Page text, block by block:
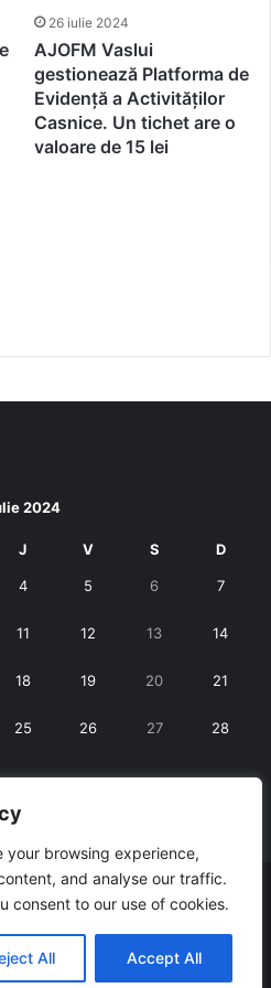
your browsing experience,
and analyse our traffic.
consent to our use of cookies.
All Accept All
26 iulie 2024
AJOFM Vaslui
gestionează Platforma de
Evidență a Activităților
Casnice. Un tichet are o
valoare de 15 lei
2024
J V S D
4 5 6 7
11 12 13 14
18 19 20 21
25 26 27 28
Reserved | RexNet
Facebook